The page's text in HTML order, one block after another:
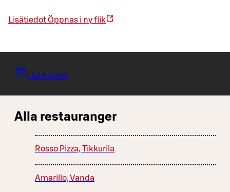
LisätiedotÖppnas i ny flik
Liput tästä
Alla restauranger
Rosso Pizza, Tikkurila
Amarillo, Vanda